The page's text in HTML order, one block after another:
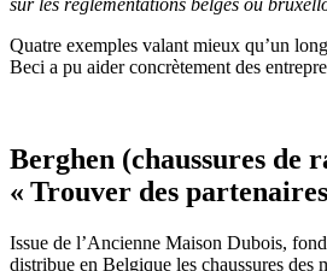
sur les réglementations belges ou
Quatre exemples valant mieux qu’un
Beci a pu aider concrètement des
Berghen (chaussures de
« Trouver des
Issue de l’Ancienne Maison Dubois,
distribue en Belgique les chaussures des